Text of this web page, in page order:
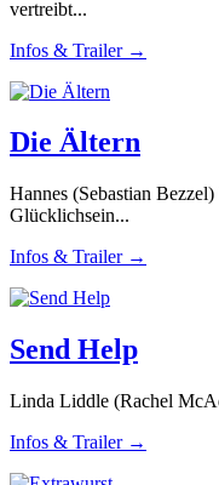
vertreibt...
Infos & Trailer →
Die Ältern
Hannes (Sebastian
Glücklichsein...
Infos & Trailer →
Send Help
Linda Liddle (Rachel
Infos & Trailer →